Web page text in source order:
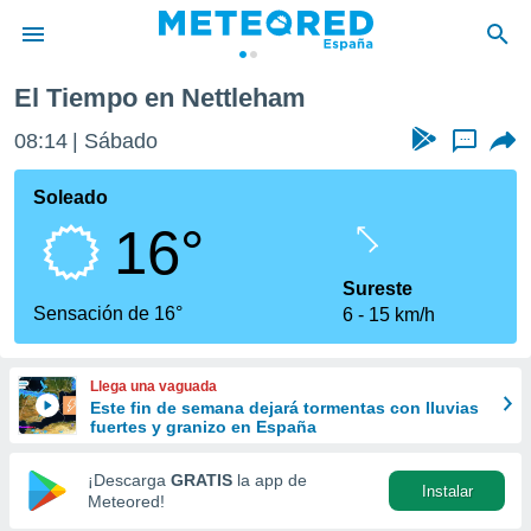
de
por
que se
calidad.
a este
las
y
forma
digital
basada
El Tiempo en Nettleham
08:14 Sábado ...
Soleado
16°
Sensación de 16°
Sureste
6
15 km/h
Llega una vaguada
Este fin de semana dejará tormentas con lluvias
fuertes y granizo en España
¡Descarga GRATIS la app de
Meteored!
Instalar